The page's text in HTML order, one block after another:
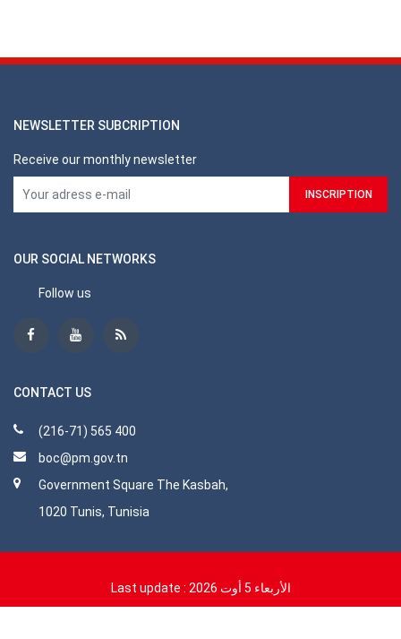
NEWSLETTER SUBCRIPTION
Receive our monthly newsletter
OUR SOCIAL NETWORKS
Follow us
CONTACT US
(216-71) 565 400
boc@pm.gov.tn
Government Square The Kasbah,
1020 Tunis, Tunisia
Last update : الأربعاء 5 أوت 2026